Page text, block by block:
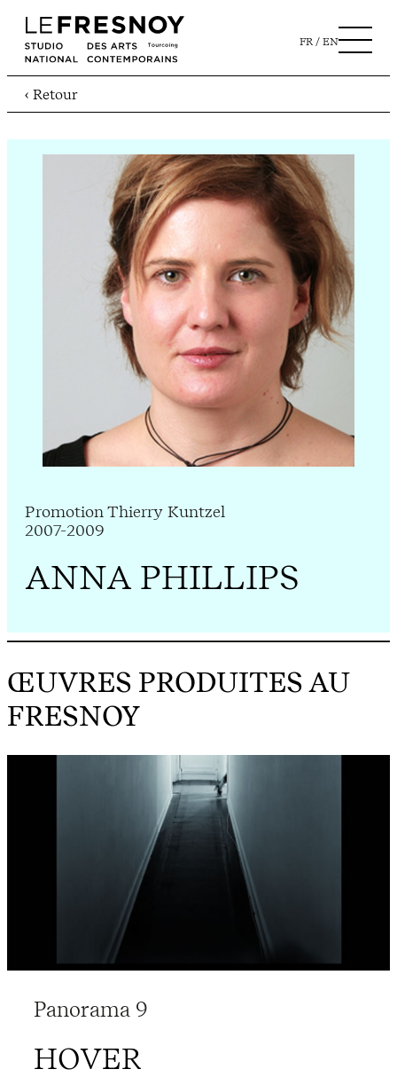
FR EN
‹ Retour
Promotion Thierry Kuntzel
2007-2009
ANNA PHILLIPS
ŒUVRES PRODUITES AU
FRESNOY
Panorama 9
HOVER